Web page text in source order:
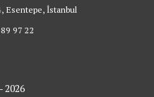
Esentepe, İstanbul
97 22
2026